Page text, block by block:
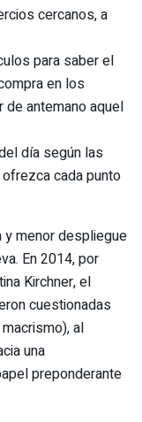
cercanos, a
para saber el
en los
antemano aquel
día según las
cada punto
y menor despliegue
En 2014, por
Kirchner, el
cuestionadas
al
una
preponderante